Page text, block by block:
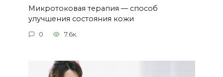
Микротоковая терапия — способ
улучшения состояния кожи
0 7.6к.